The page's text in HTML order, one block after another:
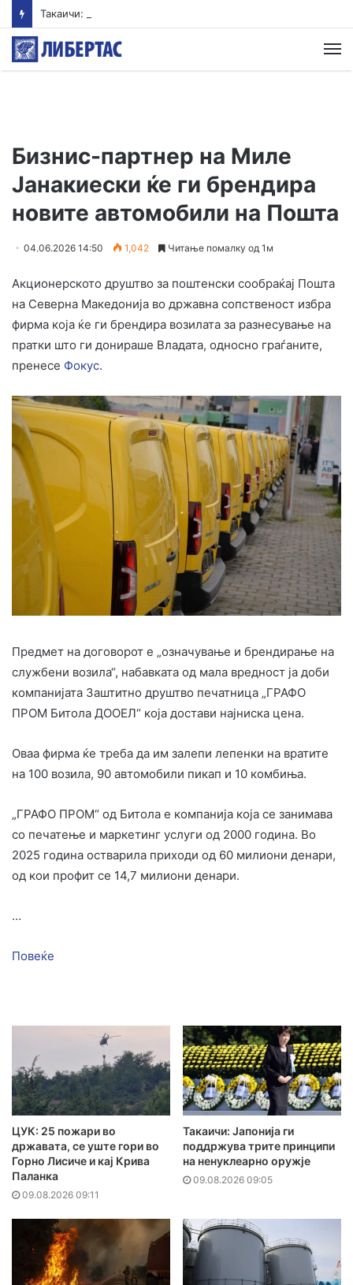
Бизнис-партнер на Миле
Јанакиески ќе ги брендира
новите автомобили на Пошта
04.06.2026 14:50 1,042 Читање помалку од 1м
Акционерското друштво за поштенски сообраќај Пошта
на Северна Македонија во државна сопственост избра
фирма која ќе ги брендира возилата за разнесување на
пратки што ги донираше Владата, односно граѓаните,
пренесе Фокус.
Предмет на договорот е „означување и брендирање на
службени возила“, набавката од мала вредност ја доби
компанијата Заштитно друштво печатница „ГРАФО
ПРОМ Битола ДООЕЛ“ која достави најниска цена.
Оваа фирма ќе треба да им залепи лепенки на вратите
на 100 возила, 90 автомобили пикап и 10 комбиња.
„ГРАФО ПРОМ“ од Битола е компанија која се занимава
со печатење и маркетинг услуги од 2000 година. Во
2025 година остварила приходи од 60 милиони денари,
од кои профит се 14,7 милиони денари.
…
Повеќе
ЦУК: 25 пожари во
државата, се уште гори во
Горно Лисиче и кај Крива
Паланка
09.08.2026 09:11
Такаичи: Јапонија ги
поддржува трите принципи
на ненуклеарно оружје
09.08.2026 09:05